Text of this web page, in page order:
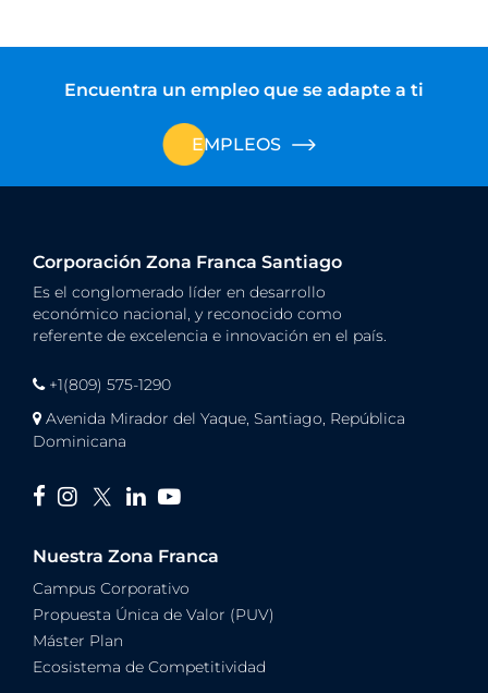
Encuentra un empleo que se adapte a ti
EMPLEOS
Corporación Zona Franca Santiago
Es el conglomerado líder en desarrollo
económico nacional, y reconocido como
referente de excelencia e innovación en el país.
+1(809) 575-1290
Avenida Mirador del Yaque, Santiago, República
Dominicana
Nuestra Zona Franca
Campus Corporativo
Propuesta Única de Valor (PUV)
Máster Plan
Ecosistema de Competitividad